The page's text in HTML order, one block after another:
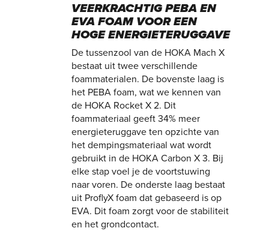
VEERKRACHTIG PEBA EN
EVA FOAM VOOR EEN
HOGE ENERGIETERUGGAVE
De tussenzool van de HOKA Mach X
bestaat uit twee verschillende
foammaterialen. De bovenste laag is
het PEBA foam, wat we kennen van
de HOKA Rocket X 2. Dit
foammateriaal geeft 34% meer
energieteruggave ten opzichte van
het dempingsmateriaal wat wordt
gebruikt in de HOKA Carbon X 3. Bij
elke stap voel je de voortstuwing
naar voren. De onderste laag bestaat
uit ProflyX foam dat gebaseerd is op
EVA. Dit foam zorgt voor de stabiliteit
en het grondcontact.